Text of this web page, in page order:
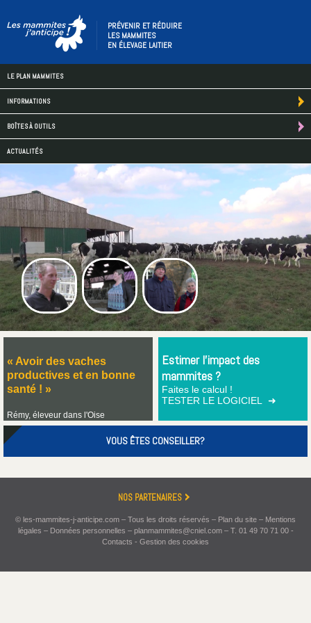
PRÉVENIR ET RÉDUIRE
LES MAMMITES
EN ÉLEVAGE LAITIER
LE PLAN MAMMITES
INFORMATIONS
BOÎTES À OUTILS
ACTUALITÉS
« Avoir des vaches
productives et en bonne
santé ! »
Rémy, éleveur dans l'Oise
Estimer l'impact des
mammites ?
Faites le calcul !
TESTER LE LOGICIEL ➜
VOUS ÊTES CONSEILLER?
NOS PARTENAIRES
© les-mammites-j-anticipe.com – Tous les droits réservés – Plan du site – Mentions
légales – Données personnelles – planmammites@cniel.com– T. 01 49 70 71 00-
Contacts - Gestion des cookies